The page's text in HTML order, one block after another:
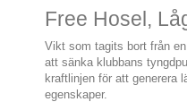
Free Hosel,
Vikt som tagits bort från
att sänka klubbans
kraftlinjen för att generera
egenskaper.